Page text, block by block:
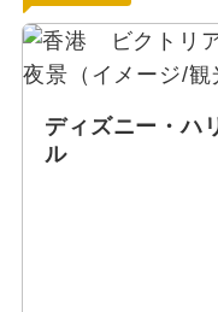
ディズニー・ハ
ル